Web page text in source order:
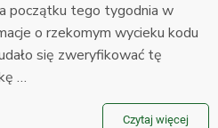
początku tego tygodnia w
o rzekomym wycieku kodu
się zweryfikować tę
…
Czytaj więcej